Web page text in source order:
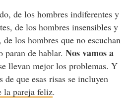
de los hombres indiferentes y
de los hombres insensibles y
los hombres que no escuchan
paran de hablar. Nos vamos a
llevan mejor los problemas. Y
de que esas risas se incluyen
la pareja feliz.